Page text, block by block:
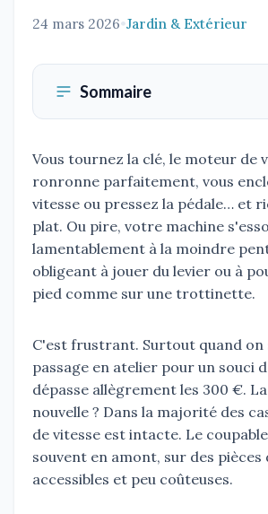
24 mars 2026•Jardin & Extérieur
Sommaire
Vous tournez la clé, le moteur de
ronronne parfaitement, vous
vitesse ou pressez la pédale… et
plat. Ou pire, votre machine
lamentablement à la moindre
obligeant à jouer du levier ou à
pied comme sur une trottinette.
C'est frustrant. Surtout quand on
passage en atelier pour un souci
dépasse allègrement les 300 €.
nouvelle ? Dans la majorité des
de vitesse est intacte. Le
souvent en amont, sur des pièces
accessibles et peu coûteuses.